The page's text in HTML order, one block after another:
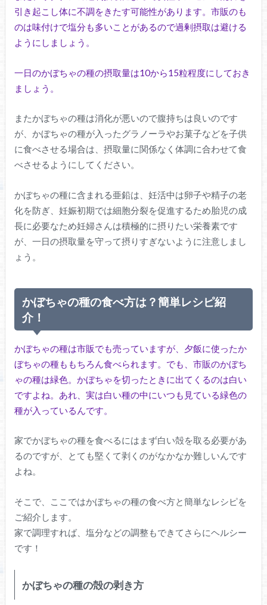
引き起こし体に不調をきたす可能性があります。市販のも
のは味付けで塩分も多いことがあるので過剰摂取は避ける
ようにしましょう。
一日のかぼちゃの種の摂取量は10から15粒程度にしておき
ましょう。
またかぼちゃの種は消化が悪いので腹持ちは良いのです
が、かぼちゃの種が入ったグラノーラやお菓子などを子供
に食べさせる場合は、摂取量に関係なく体調に合わせて食
べさせるようにしてください。
かぼちゃの種に含まれる亜鉛は、妊活中は卵子や精子の老
化を防ぎ、妊娠初期では細胞分裂を促進するため胎児の成
長に必要なため妊婦さんは積極的に摂りたい栄養素です
が、一日の摂取量を守って摂りすぎないように注意しまし
ょう。
かぼちゃの種の食べ方は？簡単レシピ紹
介！
かぼちゃの種は市販でも売っていますが、夕飯に使ったか
ぼちゃの種ももちろん食べられます。でも、市販のかぼち
ゃの種は緑色。かぼちゃを切ったときに出てくるのは白い
ですよね。あれ、実は白い種の中にいつも見ている緑色の
種が入っているんです。
家でかぼちゃの種を食べるにはまず白い殻を取る必要があ
るのですが、とても堅くて剥くのがなかなか難しいんです
よね。
そこで、ここではかぼちゃの種の食べ方と簡単なレシピを
ご紹介します。
家で調理すれば、塩分などの調整もできてさらにヘルシー
です！
かぼちゃの種の殻の剥き方